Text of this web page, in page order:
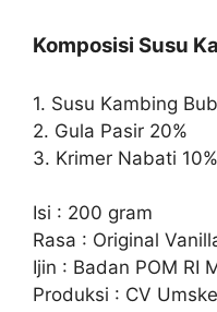
Komposisi Susu
1. Susu Kambing
2. Gula Pasir 20%
3. Krimer Nabati 10%
Isi : 200 gram
Rasa : Original
Ijin : Badan POM RI
Produksi : CV